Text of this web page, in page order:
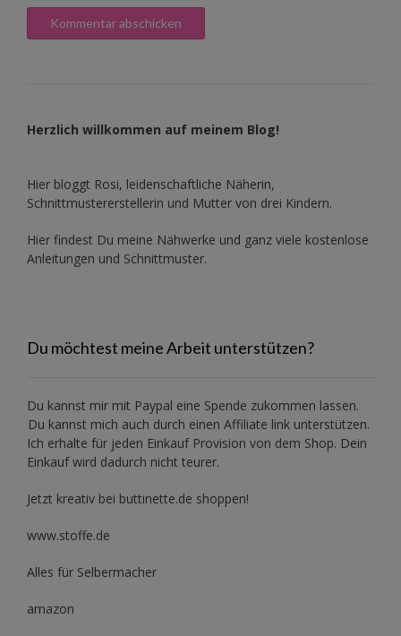
Herzlich willkommen auf meinem Blog!
Hier bloggt Rosi, leidenschaftliche Näherin,
Schnittmustererstellerin und Mutter von drei Kindern.
Hier findest Du meine Nähwerke und ganz viele kostenlose
Anleitungen und Schnittmuster.
Du möchtest meine Arbeit unterstützen?
Du kannst mir mit Paypal eine Spende zukommen lassen.
Du kannst mich auch durch einen Affiliate link unterstützen.
Ich erhalte für jeden Einkauf Provision von dem Shop. Dein
Einkauf wird dadurch nicht teurer.
Jetzt kreativ bei buttinette.de shoppen!
www.stoffe.de
Alles für Selbermacher
amazon